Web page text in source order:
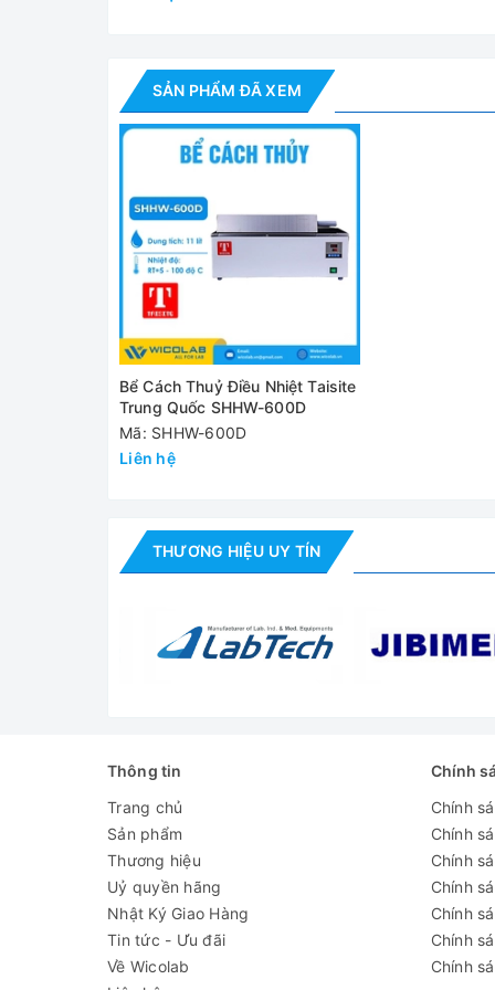
Dải nhiệt độ RT+5~100℃
Công suất 2000w ± 10%
Độ đồng nhất ±1℃
Kích thước
Video - Hình ảnh
Bể cách thủy
SẢN PHẨM ĐÃ XEM
Bể Cách Thuỷ Điều Nhiệt Taisite
Trung Quốc SHHW-600D
Mã: SHHW-600D
Liên hệ
THƯƠNG HIỆU UY TÍN
Thông tin
Trang chủ
Sản phẩm
Thương hiệu
Uỷ quyền hãng
Nhật Ký Giao Hàng
Tin tức - Ưu đãi
Về Wicolab
Chính
Chính
Chính
Chính
Chính
Chính
Chính
Chính